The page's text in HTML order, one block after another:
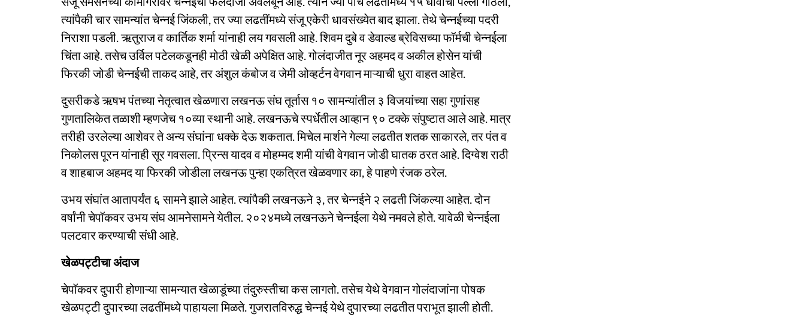
त्यांपैकी चार सामन्यांत चेन्नई जिंकली, तर ज्या लढतींमध्ये संजू एकेरी धावसंख्येत बाद झाला. तेथे चेन्नईच्या पदरी
निराशा पडली. ऋतुराज व कार्तिक शर्मा यांनाही लय गवसली आहे. शिवम दुबे व डेवाल्ड ब्रेविसच्या फॉर्मची चेन्नईला
चिंता आहे. तसेच उर्विल पटेलकडूनही मोठी खेळी अपेक्षित आहे. गोलंदाजीत नूर अहमद व अकील होसेन यांची
फिरकी जोडी चेन्नईची ताकद आहे, तर अंशुल कंबोज व जेमी ओव्हर्टन वेगवान माऱ्याची धुरा वाहत आहेत.
दुसरीकडे ऋषभ पंतच्या नेतृत्वात खेळणारा लखनऊ संघ तूर्तास १० सामन्यांतील ३ विजयांच्या सहा गुणांसह
गुणतालिकेत तळाशी म्हणजेच १०व्या स्थानी आहे. लखनऊचे स्पर्धेतील आव्हान ९० टक्के संपुष्टात आले आहे. मात्र
तरीही उरलेल्या आशेवर ते अन्य संघांना धक्के देऊ शकतात. मिचेल मार्शने गेल्या लढतीत शतक साकारले, तर पंत व
निकोलस पूरन यांनाही सूर गवसला. प्रिन्स यादव व मोहम्मद शमी यांची वेगवान जोडी घातक ठरत आहे. दिग्वेश राठी
व शाहबाज अहमद या फिरकी जोडीला लखनऊ पुन्हा एकत्रित खेळवणार का, हे पाहणे रंजक ठरेल.
उभय संघांत आतापर्यंत ६ सामने झाले आहेत. त्यांपैकी लखनऊने ३, तर चेन्नईने २ लढती जिंकल्या आहेत. दोन
वर्षांनी चेपॉकवर उभय संघ आमनेसामने येतील. २०२४मध्ये लखनऊने चेन्नईला येथे नमवले होते. यावेळी चेन्नईला
पलटवार करण्याची संधी आहे.
खेळपट्टीचा अंदाज
चेपॉकवर दुपारी होणाऱ्या सामन्यात खेळाडूंच्या तंदुरुस्तीचा कस लागतो. तसेच येथे वेगवान गोलंदाजांना पोषक
खेळपट्टी दुपारच्या लढतींमध्ये पाहायला मिळते. गुजरातविरुद्ध चेन्नई येथे दुपारच्या लढतीत पराभूत झाली होती.